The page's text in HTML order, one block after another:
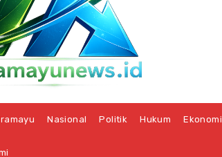
Nasional Politik Hukum Ekonomi